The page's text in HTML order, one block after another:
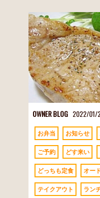
OWNER BLOG 2022/01/
お弁当 お知らせ
ご予約 どす来い
どっちも定食 オー
テイクアウト ラン